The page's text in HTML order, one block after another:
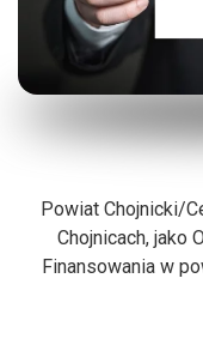
Powiat Chojnicki/
Chojnicach, jako
Finansowania w